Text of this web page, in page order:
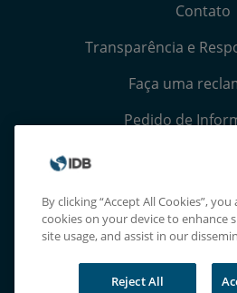
Contato
Transparência e
Faça uma
Pedido de
Termos, Condições e
Extranet
By clicking “Accept All Cookies”,
cookies on your device to enhance
site usage, and assist in our
Reject All